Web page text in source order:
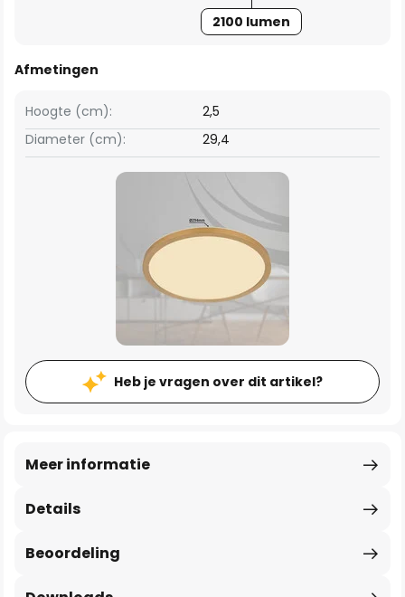
2100 lumen
Afmetingen
Hoogte (cm):
2,5
Diameter (cm):
29,4
Heb je vragen over dit artikel?
Details
Meer informatie
Beoordeling